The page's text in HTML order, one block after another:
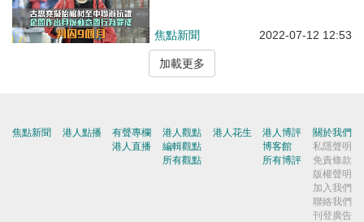
焦點新聞 2022-07-12 12:53
加載更多
焦點新聞 港人點播
有聲專欄
港人直播
港人觀點
編輯觀點
所有觀點
港人花生
港人博評
博客館
所有博評
關於我們
私隱聲明
免責條款
版權聲明
加入我們
聯絡我們
刊登廣告